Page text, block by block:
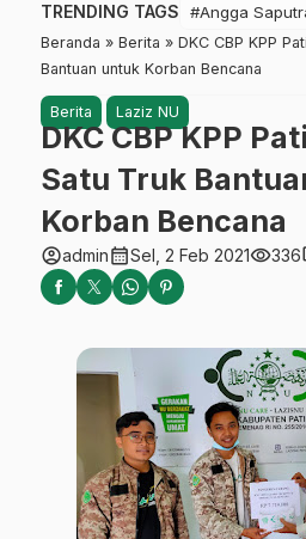
TRENDING TAGS #Angga
Beranda » Berita » DKC CBP KPP
Bantuan untuk Korban Bencana
Berita Laziz NU
DKC CBP KPP
Satu Truk
Korban Bencana
account_circleadmincalendar_monthSel, 2 Feb 2021visibility336